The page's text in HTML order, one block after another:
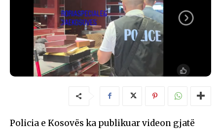
Policia e Kosovës ka publikuar videon gjatë